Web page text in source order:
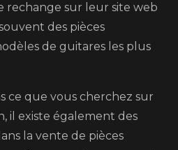
rechange sur leur site web
des pièces
de guitares les plus
ce que vous cherchez sur
il existe également des
la vente de pièces